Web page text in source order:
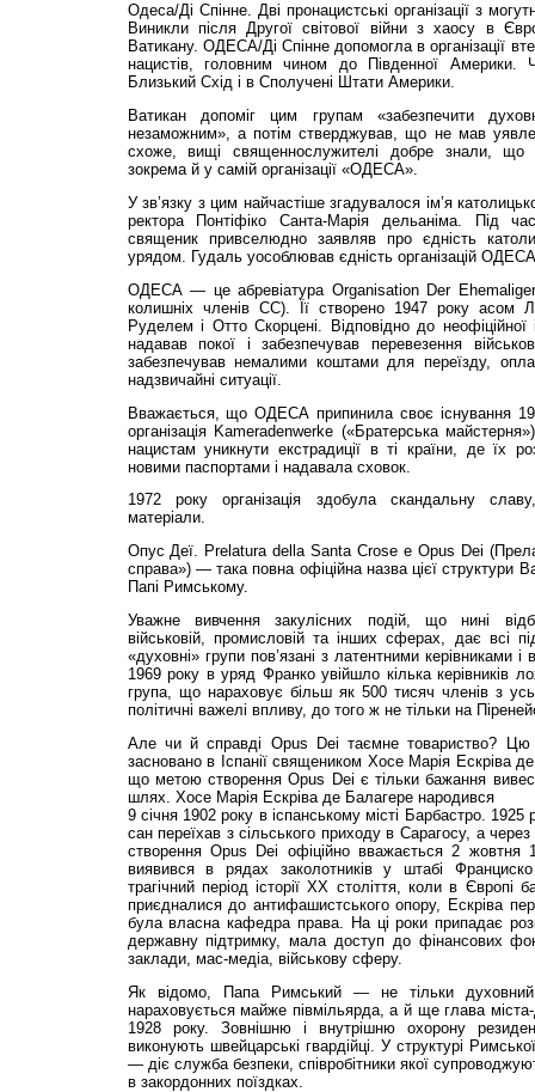
Одеса/Ді Спінне. Дві пронацистські організації з
Виникли після Другої світової війни з хаосу в
Ватикану. ОДЕСА/Ді Спінне допомогла в організації
нацистів, головним чином до Південної Америки.
Близький Схід і в Сполучені Штати Америки.
Ватикан допоміг цим групам «забезпечити
незаможним», а потім стверджував, що не мав
схоже, вищі священнослужителі добре знали, що
зокрема й у самій організації «ОДЕСА».
У зв’язку з цим найчастіше згадувалося ім’я
ректора Понтіфіко Санта-Марія дельаніма. Під
священик привселюдно заявляв про єдність
урядом. Гудаль уособлював єдність організацій
ОДЕСА — це абревіатура Organisation Der Ehemaligen
колишніх членів СС). Її створено 1947 року асом
Руделем і Отто Скорцені. Відповідно до
надавав покої і забезпечував перевезення
забезпечував немалими коштами для переїзду,
надзвичайні ситуації.
Вважається, що ОДЕСА припинила своє існування
організація Kamer­adenwerke («Братерська
нацистам уникнути екстрадиції в ті країни, де їх
новими паспортами і надавала сховок.
1972 року організація здобула скандальну
матеріали.
Опус Деї. Prelatura della Santa Crose e Opus Dei
справа») — така повна офіційна назва цієї структури
Папі Римському.
Уважне вивчення закулісних подій, що нині
військовій, промисловій та інших сферах, дає всі
«духовні» групи пов’язані з латентними керівниками
1969 року в уряд Франко увійшло кілька керівників
група, що нараховує більш як 500 тисяч членів з
політичні важелі впливу, до того ж не тільки на
Але чи й справді Opus Dei таємне товариство? Цю
засновано в Іспанії священиком Хосе Марія Ескріва
що метою створення Opus Dei є тільки бажання
шлях. Хосе Марія Ескріва де Балагере народився
9 січня 1902 року в іспанському місті Барбастро.
сан переїхав з сільського приходу в Сарагосу, а
створення Opus Dei офіційно вважається 2 жовтня
виявився в рядах заколотників у штабі
трагічний період історії ХХ століття, коли в Європі
приєдналися до антифашистського опору, Ескріва
була власна кафедра права. На ці роки припадає
державну підтримку, мала доступ до фінансових
заклади, мас-медіа, військову сферу.
Як відомо, Папа Римський — не тільки духовний
нараховується майже півмільярда, а й ще глава
1928 року. Зовнішню і внутрішню охорону
виконують швейцарські гвардійці. У структурі
— діє служба безпеки, співробітники якої
в закордонних поїздках.